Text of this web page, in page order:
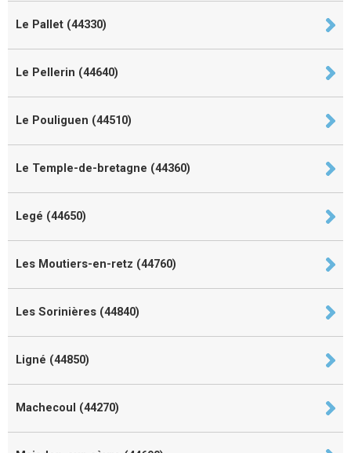
Le Pallet (44330)
Le Pellerin (44640)
Le Pouliguen (44510)
Le Temple-de-bretagne (44360)
Legé (44650)
Les Moutiers-en-retz (44760)
Les Sorinières (44840)
Ligné (44850)
Machecoul (44270)